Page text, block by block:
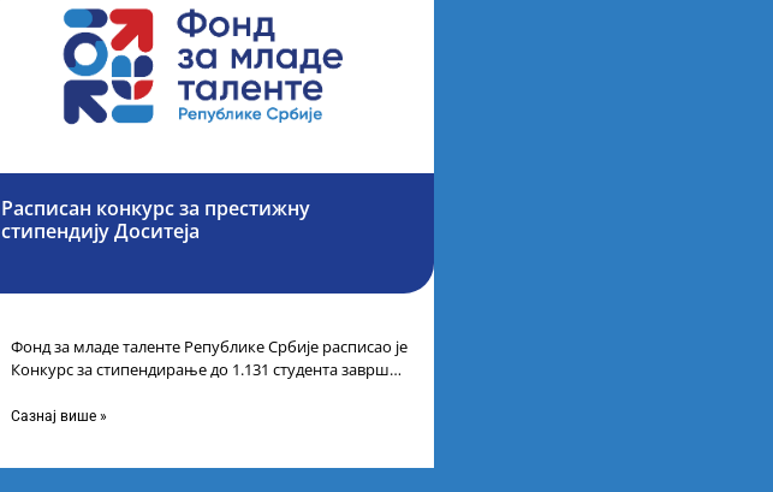
Расписан конкурс за престижну
стипендију Доситеја
Фонд за младе таленте Републике Србије расписао је
Конкурс за стипендирање до 1.131 студента завршне
Сазнај више »